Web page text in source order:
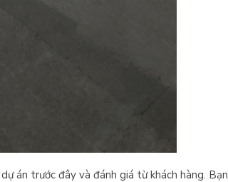
án trước đây và đánh giá từ khách hàng. Bạn